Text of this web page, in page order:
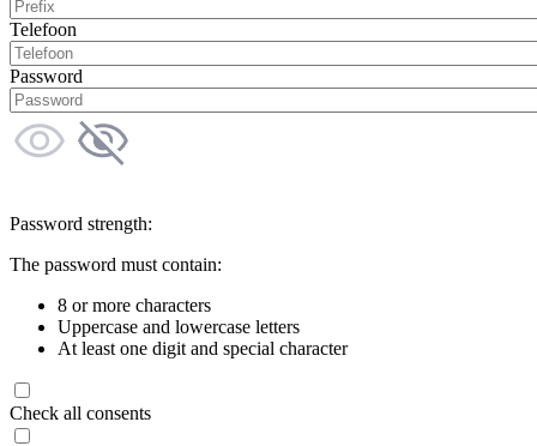
Telefoon
Password
Password strength:
The password must contain:
8 or more characters
Uppercase and lowercase letters
At least one digit and special character
Check all consents